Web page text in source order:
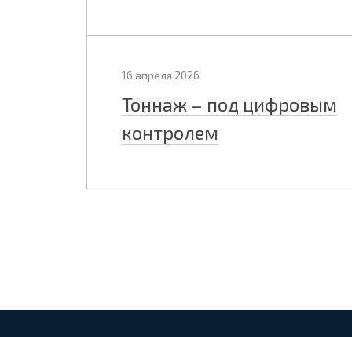
16 апреля 2026
Тоннаж – под цифровым
контролем